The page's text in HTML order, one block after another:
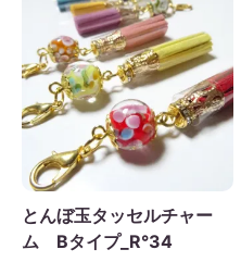
とんぼ玉タッセルチャー
ム Bタイプ_R°34